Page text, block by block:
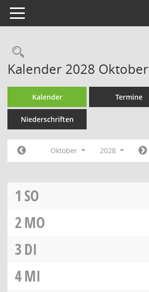
Toggle navigation
Rechercheauswahl
Kalender 2028 Oktober
Kalender Termine
Niederschriften
Oktober 2028
1 SO
2MO
3DI
4MI